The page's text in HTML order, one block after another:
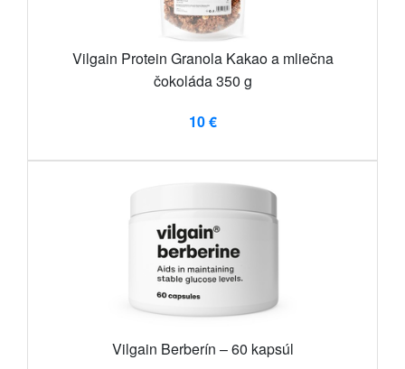
Vilgain Protein Granola Kakao a mliečna
čokoláda 350 g
10 €
Vilgain Berberín – 60 kapsúl